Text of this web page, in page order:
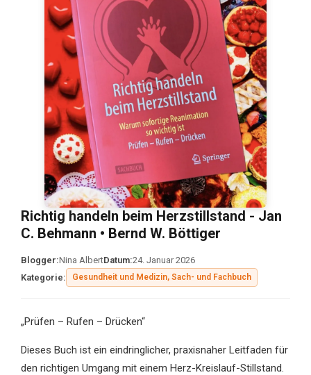
Richtig handeln beim Herzstillstand - Jan
C. Behmann • Bernd W. Böttiger
Blogger:Nina AlbertDatum:24. Januar 2026
Kategorie:
Gesundheit und Medizin, Sach- und Fachbuch
„Prüfen – Rufen – Drücken“
Dieses Buch ist ein eindringlicher, praxisnaher Leitfaden für
den richtigen Umgang mit einem Herz-Kreislauf-Stillstand.